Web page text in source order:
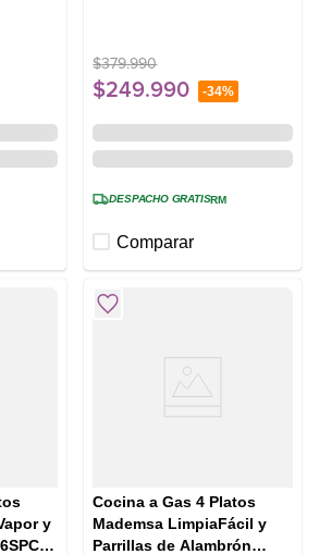
$379.990
$249.990 -34%
DESPACHO GRATISRM
Comparar
y
Cocina a Gas 4 Platos
Mademsa LimpiaFácil y
Parrillas de Alambrón